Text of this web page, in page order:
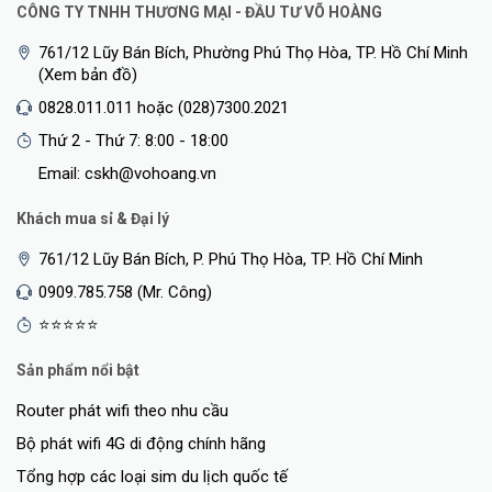
CÔNG TY TNHH THƯƠNG MẠI - ĐẦU TƯ VÕ HOÀNG
761/12 Lũy Bán Bích, Phường Phú Thọ Hòa, TP. Hồ Chí Minh
(Xem bản đồ)
0828.011.011 hoặc (028)7300.2021
Thứ 2 - Thứ 7: 8:00 - 18:00
Email: cskh@vohoang.vn
Khách mua sỉ & Đại lý
761/12 Lũy Bán Bích, P. Phú Thọ Hòa, TP. Hồ Chí Minh
0909.785.758 (Mr. Công)
⭐⭐⭐⭐⭐
Sản phẩm nổi bật
Router phát wifi theo nhu cầu
Bộ phát wifi 4G di động chính hãng
Tổng hợp các loại sim du lịch quốc tế